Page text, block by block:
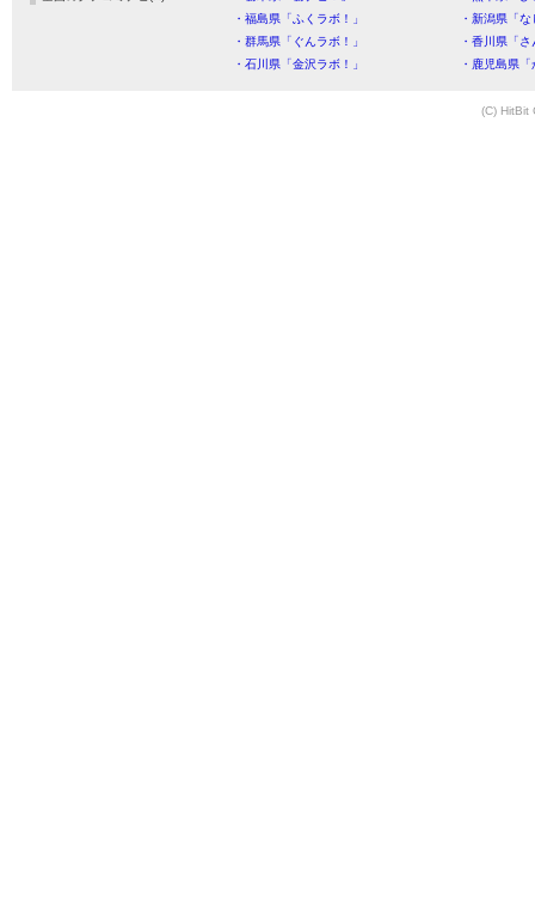
・福島県「ふくラボ！」
・新潟県「
・群馬県「ぐんラボ！」
・香川県「
・石川県「金沢ラボ！」
・鹿児島県
(C) HitBit